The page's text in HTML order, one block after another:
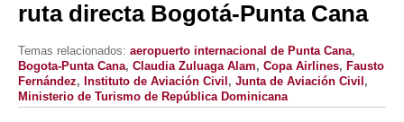
ruta directa Bogotá-Punta Cana
Temas relacionados: aeropuerto internacional de Punta Cana,
Bogota-Punta Cana, Claudia Zuluaga Alam, Copa Airlines, Fausto
Fernández, Instituto de Aviación Civil , Junta de Aviación Civil ,
Ministerio de Turismo de República Dominicana